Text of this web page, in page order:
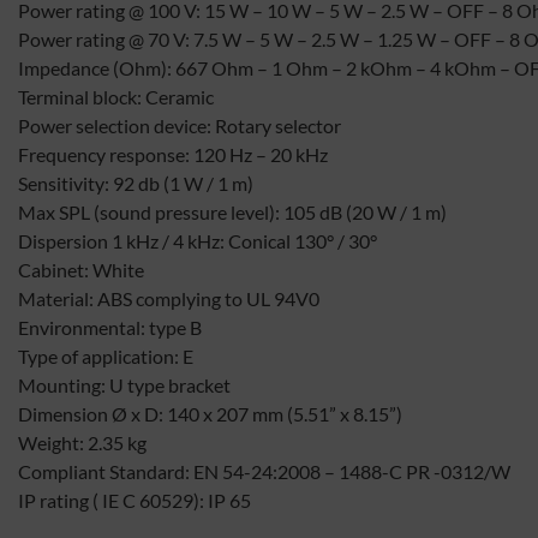
Power rating @ 100 V: 15 W – 10 W – 5 W – 2.5 W – OFF – 8
Power rating @ 70 V: 7.5 W – 5 W – 2.5 W – 1.25 W – OFF – 8
Impedance (Ohm): 667 Ohm – 1 Ohm – 2 kOhm – 4 kOhm –
Terminal block: Ceramic
Power selection device: Rotary selector
Frequency response: 120 Hz – 20 kHz
Sensitivity: 92 db (1 W / 1 m)
Max SPL (sound pressure level): 105 dB (20 W / 1 m)
Dispersion 1 kHz / 4 kHz: Conical 130° / 30°
Cabinet: White
Material: ABS complying to UL 94V0
Environmental: type B
Type of application: E
Mounting: U type bracket
Dimension Ø x D: 140 x 207 mm (5.51” x 8.15”)
Weight: 2.35 kg
Compliant Standard: EN 54-24:2008 – 1488-C PR -0312/W
IP rating ( IE C 60529): IP 65